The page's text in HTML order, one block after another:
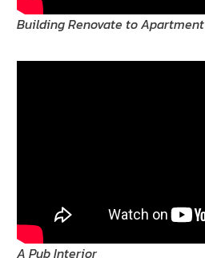
Building Renovate to Apartment
A Pub Interior